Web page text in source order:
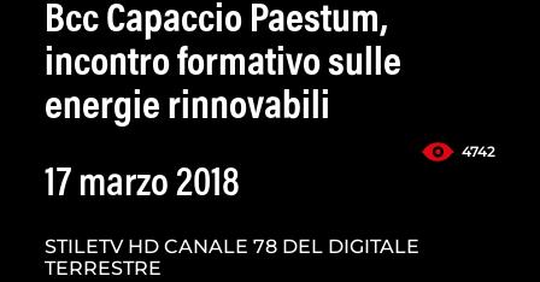
Bcc Capaccio Paestum,
incontro formativo sulle
energie rinnovabili
4742
17 marzo 2018
STILETV HD CANALE 78 DEL DIGITALE
TERRESTRE